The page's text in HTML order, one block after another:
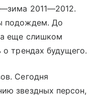
2011—2012.
подождем. До
еще слишком
трендах будущего.
Сегодня
звездных персон,